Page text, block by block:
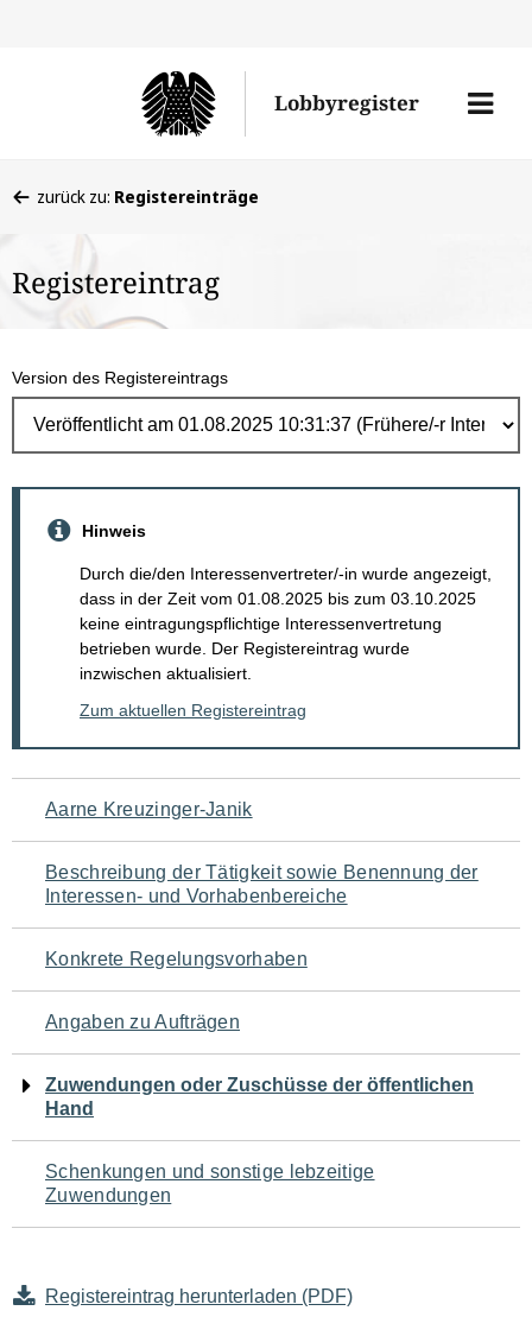
Lobbyregister
Menü
befinden
hier:
zurück zu: Registereinträge
Registereintrag
Version des Registereintrags
Hinweis
Durch die/den Interessenvertreter/-in wurde angezeigt,
dass in der Zeit vom 01.08.2025 bis zum 03.10.2025
keine eintragungspflichtige Interessenvertretung
betrieben wurde. Der Registereintrag wurde
inzwischen aktualisiert.
Zum aktuellen Registereintrag
Navigation
für
den
Seiteninhalt
Aarne Kreuzinger-Janik
Beschreibung der Tätigkeit sowie Benennung der
Interessen- und Vorhabenbereiche
Konkrete Regelungsvorhaben
Angaben zu Aufträgen
Zuwendungen oder Zuschüsse der öffentlichen
Hand
Schenkungen und sonstige lebzeitige
Zuwendungen
Registereintrag herunterladen (PDF)